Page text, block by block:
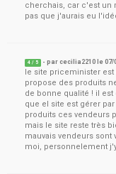
cherchais, car c'est un
pas que j'aurais eu
4 / 5 - parcecilia2210 le07/
le site priceminister
propose des produits
de bonne qualité ! il
que el site est gérer
produits ces vendeurs
mais le site reste très
mauvais vendeurs sont
moi, personnelement